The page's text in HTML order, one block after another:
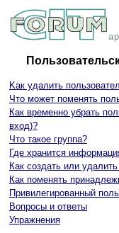
Kак удалить
Что может поменять
Как временно убрать
вход)?
Что такое группа?
Где хранится
Как создать или
Как поменять
Привилегированный
Вопросы и ответы
Упражнения